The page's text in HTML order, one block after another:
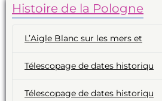
Histoire de la Pologne
L’Aigle Blanc sur les mers et
Télescopage de dates historiqu
Télescopage de dates historiqu